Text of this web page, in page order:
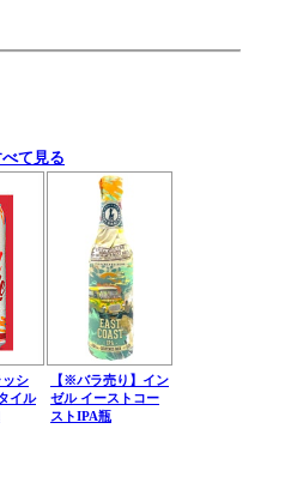
て見る
ッシ
イル
【※バラ売り】イン
ゼル イーストコー
ストIPA瓶